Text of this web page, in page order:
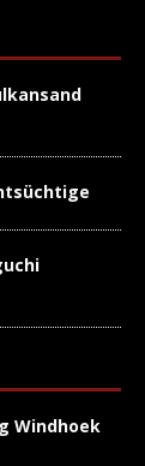
Windhoek